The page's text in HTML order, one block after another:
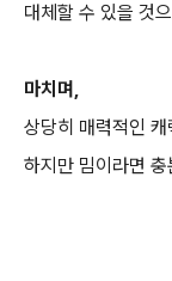
대체할 수 있을 것
마치며,
상당히 매력적인
하지만 밈이라면